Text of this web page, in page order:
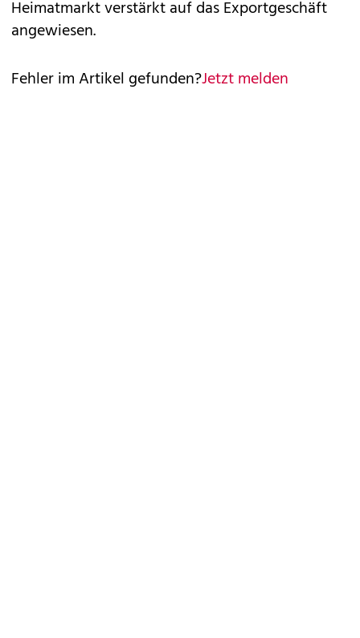
Heimatmarkt verstärkt auf das Exportgeschäft
angewiesen.
Fehler im Artikel gefunden?Jetzt melden